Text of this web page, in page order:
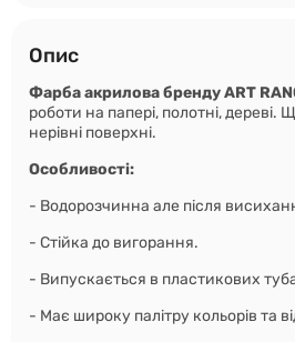
Опис
Фарба акрилова бренду ART
роботи на папері, полотні, дереві.
нерівні поверхні.
Особливості:
- Водорозчинна але після
- Стійка до вигорання.
- Випускається в пластикових
- Має широку палітру кольорів та